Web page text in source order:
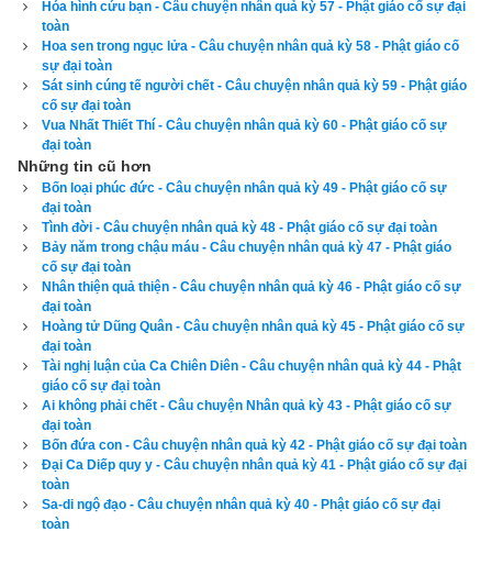
Tôn giả La Bi Đề kể xong câu chuyện đời trước của ngài, tất
cả các vị tỳ-kheo có mặt trong pháp hội đều vô cùng hoan hỉ
vì đã được nghe một bài học sâu xa về nhân quả.
“Chớ thấy việc ác nhỏ mà làm, đừng thấy điều thiện nhỏ mà
bỏ qua.” Người Phật tử phải luôn giữ gìn miệng lưỡi, giữ gìn
tâm ý, không để rơi vào điều ác. Một lời nói thiện, một niệm
tâm thiện đều có công đức không thể nghĩ bàn. Câu chuyện
kiếp xưa của Tôn giả La Bi Đề thật xứng đáng là một bài học
cho tất cả mọi người suy gẫm.
Hãy ủng hộ website bằng cách truy cập lịch vạn niên trên
xemvm.com. Lịch vạn niên của chúng tôi không chỉ có các
tính năng cơ bản như đổi lịch dương sang lịch âm,
lịch can
chi, lịch tiết khí, xem ngày giờ Hoàng Đạo – Hắc Đạo, xem
ngày theo Ngọc hạp thông thư,
mà còn có nhiều tính năng nâng cao khác như xem ngày
xung khắc với tuổi
theo Lục Diệu
xem ngày theo Đổng Công tuyển nhật (12
Hóa hình cứu bạn - Câu chuyện nhân quả kỳ 57 - Phật giáo cố sự đại
toàn
Hoa sen trong ngục lửa - Câu chuyện nhân quả kỳ 58 - Phật giáo cố
sự đại toàn
Sát sinh cúng tế người chết - Câu chuyện nhân quả kỳ 59 - Phật giáo
cố sự đại toàn
Vua Nhất Thiết Thí - Câu chuyện nhân quả kỳ 60 - Phật giáo cố sự
đại toàn
Những tin cũ hơn
Bốn loại phúc đức - Câu chuyện nhân quả kỳ 49 - Phật giáo cố sự
đại toàn
Tình đời - Câu chuyện nhân quả kỳ 48 - Phật giáo cố sự đại toàn
Bảy năm trong chậu máu - Câu chuyện nhân quả kỳ 47 - Phật giáo
cố sự đại toàn
Nhân thiện quả thiện - Câu chuyện nhân quả kỳ 46 - Phật giáo cố sự
đại toàn
Hoàng tử Dũng Quân - Câu chuyện nhân quả kỳ 45 - Phật giáo cố sự
đại toàn
Tài nghị luận của Ca Chiên Diên - Câu chuyện nhân quả kỳ 44 - Phật
giáo cố sự đại toàn
Ai không phải chết - Câu chuyện Nhân quả kỳ 43 - Phật giáo cố sự
đại toàn
Bốn đứa con - Câu chuyện nhân quả kỳ 42 - Phật giáo cố sự đại toàn
Đại Ca Diếp quy y - Câu chuyện nhân quả kỳ 41 - Phật giáo cố sự đại
toàn
Sa-di ngộ đạo - Câu chuyện nhân quả kỳ 40 - Phật giáo cố sự đại
toàn